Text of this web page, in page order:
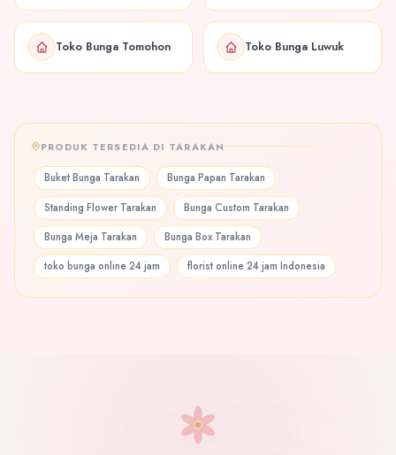
Toko Bunga Tomohon Toko Bunga Luwuk
PRODUK TERSEDIA DI TARAKAN
Buket Bunga Tarakan Bunga Papan Tarakan
Standing Flower Tarakan Bunga Custom Tarakan
Bunga Meja Tarakan Bunga Box Tarakan
toko bunga online 24 jam florist online 24 jam Indonesia